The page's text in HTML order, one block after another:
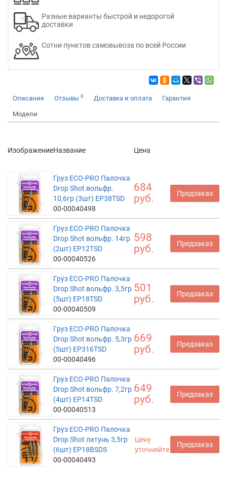
Разные варианты быстрой и недорогой
доставки
Сотни пунктов самовывоза по всей России
Описание Отзывы 0 Доставка и оплата Гарантия
Модели
ИзображениеНазвание Цена
Груз ECO-PRO Палочка
Drop Shot вольфр.
10,6гр (3шт) EP38TSD
00-00040498
684
руб.
Предзаказ
Груз ECO-PRO Палочка
Drop Shot вольфр. 14гр
(2шт) EP12TSD
00-00040526
598
руб.
Предзаказ
Груз ECO-PRO Палочка
Drop Shot вольфр. 3,5гр
(5шт) EP18TSD
00-00040509
501
руб.
Предзаказ
Груз ECO-PRO Палочка
Drop Shot вольфр. 5,3гр
(5шт) EP316TSD
00-00040496
669
руб.
Предзаказ
Груз ECO-PRO Палочка
Drop Shot вольфр. 7,2гр
(4шт) EP14TSD
00-00040513
649
руб.
Предзаказ
Груз ECO-PRO Палочка
Drop Shot латунь 3,5гр
(6шт) EP18BSDS
00-00040493
Цену
уточняйте
Предзаказ